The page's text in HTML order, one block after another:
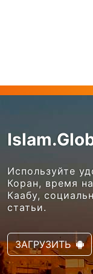
Используйте
Коран, время
Каабу,
статьи.
ЗАГРУЗИТЬ